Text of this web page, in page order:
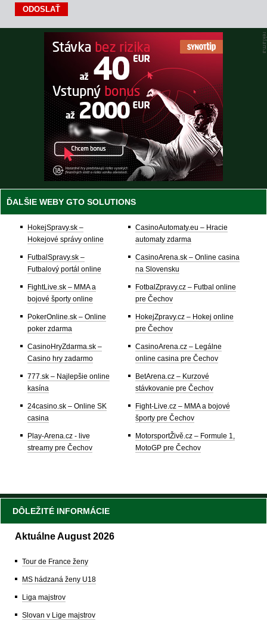
ĎALŠIE WEBY GTO SOLUTIONS
HokejSpravy.sk –
Hokejové správy online
FutbalSpravy.sk –
Futbalový portál online
FightLive.sk – MMA a
bojové športy online
PokerOnline.sk – Online
poker zdarma
CasinoHryZdarma.sk –
Casino hry zadarmo
777.sk – Najlepšie online
kasína
24casino.sk – Online SK
casina
Play-Arena.cz - live
streamy pre Čechov
CasinoAutomaty.eu – Hracie
automaty zdarma
CasinoArena.sk – Online casina
na Slovensku
FotbalZpravy.cz – Futbal online
pre Čechov
HokejZpravy.cz – Hokej online
pre Čechov
CasinoArena.cz – Legálne
online casina pre Čechov
BetArena.cz – Kurzové
stávkovanie pre Čechov
Fight-Live.cz – MMA a bojové
športy pre Čechov
MotorsportŽivě.cz – Formule 1,
MotoGP pre Čechov
DÔLEŽITÉ INFORMÁCIE
Aktuálne August 2026
Tour de France ženy
MS hádzaná ženy U18
Liga majstrov
Slovan v Lige majstrov